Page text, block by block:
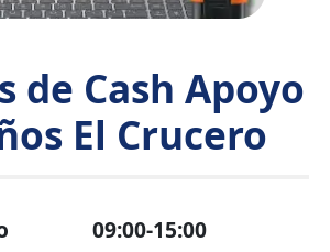
de Cash Apoyo
El Crucero
09:00-15:00